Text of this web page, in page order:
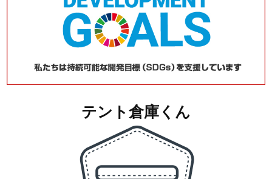
テント倉庫くん